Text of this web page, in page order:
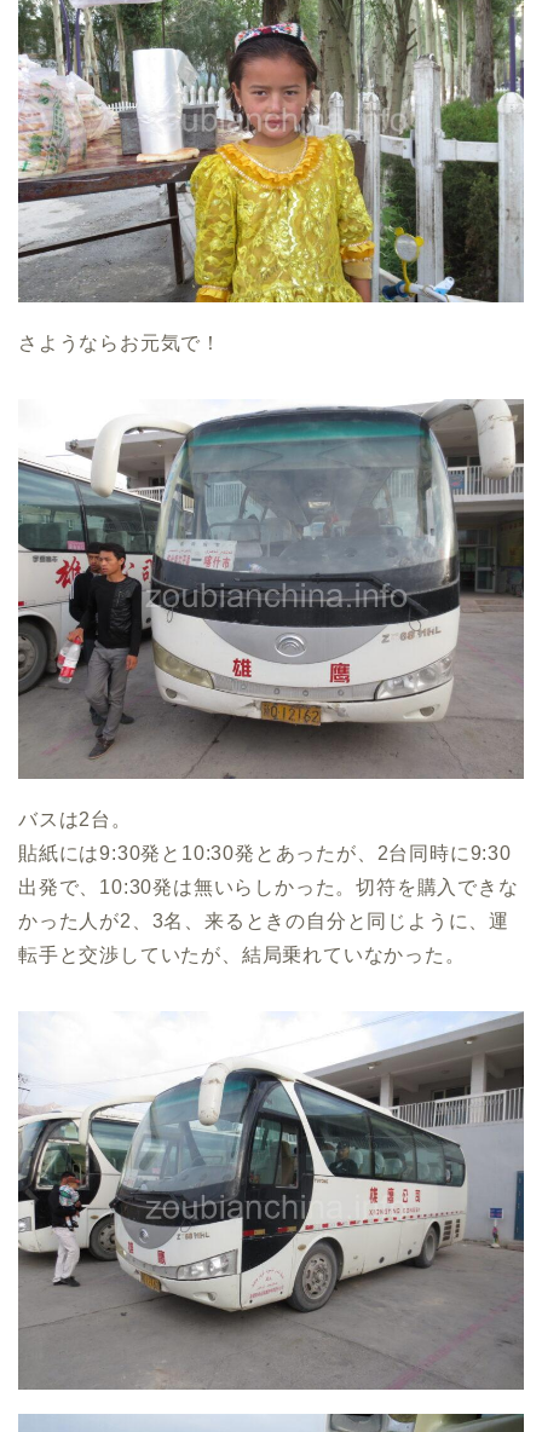
さようならお元気で！
バスは2台。
貼紙には9:30発と10:30発とあったが、2台同時に9:30
出発で、10:30発は無いらしかった。切符を購入できな
かった人が2、3名、来るときの自分と同じように、運
転手と交渉していたが、結局乗れていなかった。